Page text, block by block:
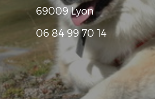
69009 Lyon
06 84 99 70 14